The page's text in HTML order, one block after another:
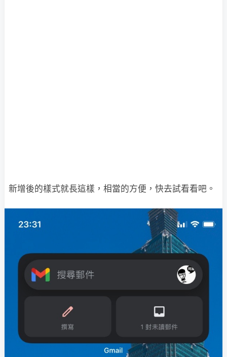
新增後的樣式就長這樣，相當的方便，快去試看看吧。